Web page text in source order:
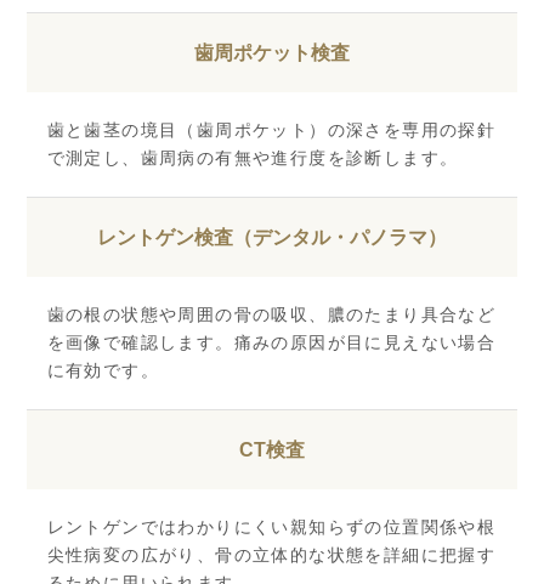
歯周ポケット検査
歯と歯茎の境目（歯周ポケット）の深さを専用の探針
で測定し、歯周病の有無や進行度を診断します。
レントゲン検査（デンタル・パノラマ）
歯の根の状態や周囲の骨の吸収、膿のたまり具合など
を画像で確認します。痛みの原因が目に見えない場合
に有効です。
CT検査
レントゲンではわかりにくい親知らずの位置関係や根
尖性病変の広がり、骨の立体的な状態を詳細に把握す